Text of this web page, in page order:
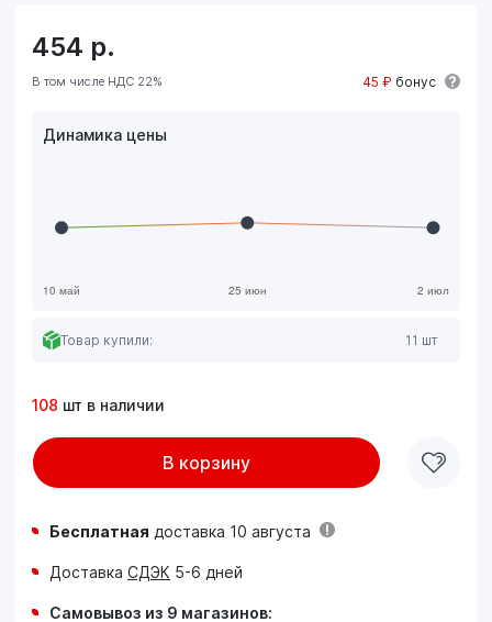
454 р.
В том числе НДС 22% 45 ₽ бонус
Динамика цены
Товар купили: 11 шт
108 шт в наличии
В корзину
Бесплатная доставка 10 августа
Доставка СДЭК 5-6 дней
Самовывоз из 9 магазинов: